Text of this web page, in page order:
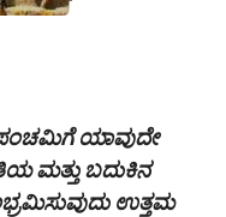
ಪಂಚಮಿಗೆ ಯಾವುದೇ
ಮತ್ತು ಬದುಕಿನ
ಉತ್ತಮ